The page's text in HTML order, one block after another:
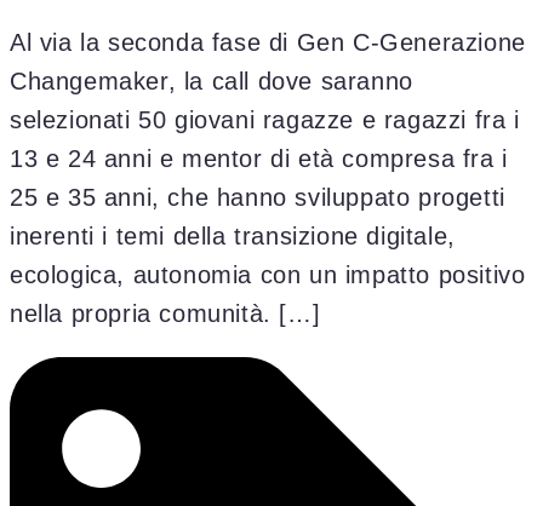
Al via la seconda fase di Gen C-Generazione
Changemaker, la call dove saranno
selezionati 50 giovani ragazze e ragazzi fra i
13 e 24 anni e mentor di età compresa fra i
25 e 35 anni, che hanno sviluppato progetti
inerenti i temi della transizione digitale,
ecologica, autonomia con un impatto positivo
nella propria comunità. […]